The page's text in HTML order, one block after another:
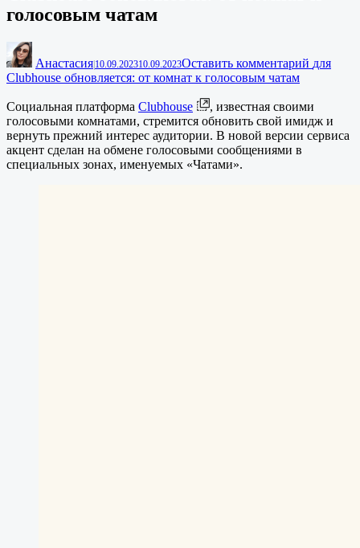
голосовым чатам
Анастасия|10.09.202310.09.2023Оставить комментарий для
Clubhouse обновляется: от комнат к голосовым чатам
Социальная платформа Clubhouse
, известная своими
голосовыми комнатами, стремится обновить свой имидж и
вернуть прежний интерес аудитории. В новой версии сервиса
акцент сделан на обмене голосовыми сообщениями в
специальных зонах, именуемых «Чатами».